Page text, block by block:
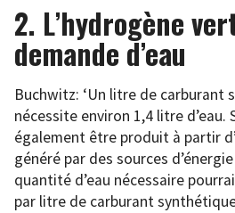
2. L’hydrogène
demande d’eau
Buchwitz: ‘Un litre de carburant
nécessite environ 1,4 litre
également être produit à partir
généré par des sources
quantité d’eau nécessaire
par litre de carburant